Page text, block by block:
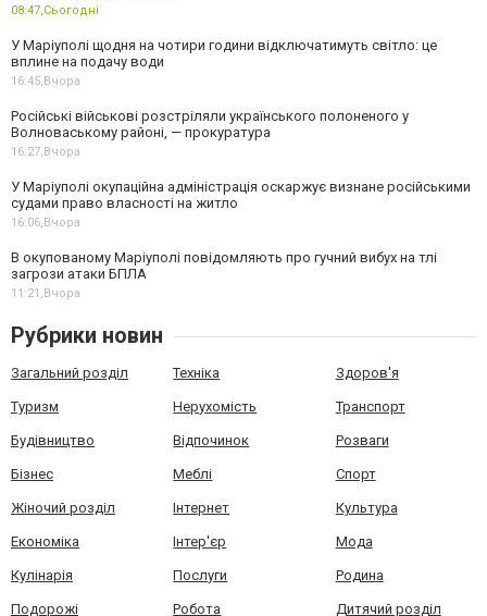
08:47,Сьогодні
У Маріуполі щодня на чотири години відключатимуть світло: це
вплине на подачу води
16:45,Вчора
Російські військові розстріляли українського полоненого у
Волноваському районі, — прокуратура
16:27,Вчора
У Маріуполі окупаційна адміністрація оскаржує визнане російськими
судами право власності на житло
16:06,Вчора
В окупованому Маріуполі повідомляють про гучний вибух на тлі
загрози атаки БПЛА
11:21,Вчора
Рубрики новин
Загальний розділ Техніка Здоров'я
Туризм Нерухомість Транспорт
Будівництво Відпочинок Розваги
Бізнес Меблі Спорт
Жіночий розділ Інтернет Культура
Економіка Інтер'єр Мода
Кулінарія Послуги Родина
Подорожі Робота Дитячий розділ